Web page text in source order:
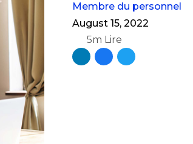
Membre du personnel
August 15, 2022
5m Lire